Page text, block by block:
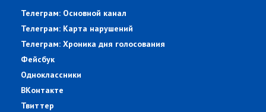
Телеграм: Основной канал
Телеграм: Карта нарушений
Телеграм: Хроника дня голосования
Фейсбук
Одноклассники
ВКонтакте
Твиттер